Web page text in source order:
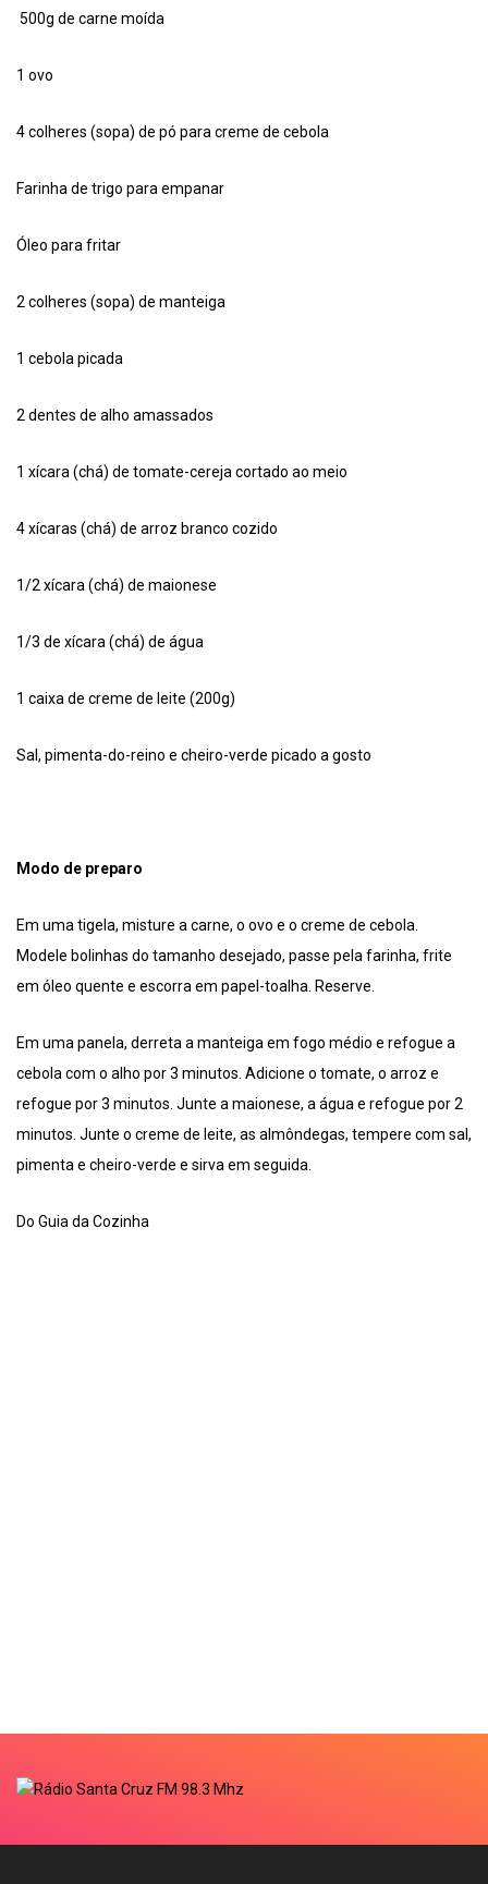
500g de carne moída
1 ovo
4 colheres (sopa) de pó para creme de cebola
Farinha de trigo para empanar
Óleo para fritar
2 colheres (sopa) de manteiga
1 cebola picada
2 dentes de alho amassados
1 xícara (chá) de tomate-cereja cortado ao meio
4 xícaras (chá) de arroz branco cozido
1/2 xícara (chá) de maionese
1/3 de xícara (chá) de água
1 caixa de creme de leite (200g)
Sal, pimenta-do-reino e cheiro-verde picado a gosto
Modo de preparo
Em uma tigela, misture a carne, o ovo e o creme de cebola.
Modele bolinhas do tamanho desejado, passe pela farinha, frite
em óleo quente e escorra em papel-toalha. Reserve.
Em uma panela, derreta a manteiga em fogo médio e refogue a
cebola com o alho por 3 minutos. Adicione o tomate, o arroz e
refogue por 3 minutos. Junte a maionese, a água e refogue por 2
minutos. Junte o creme de leite, as almôndegas, tempere com sal,
pimenta e cheiro-verde e sirva em seguida.
Do Guia da Cozinha